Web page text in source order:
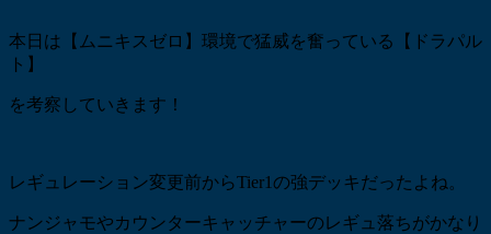
本日は【ムニキスゼロ】環境で猛威を奮っている【ドラパル
ト】
を考察していきます！
レギュレーション変更前からTier1の強デッキだったよね。
ナンジャモやカウンターキャッチャーのレギュ落ちがかなり